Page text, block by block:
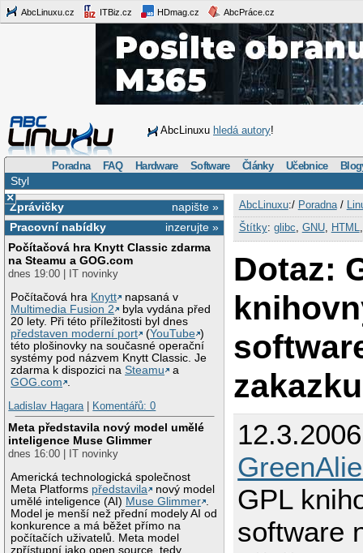
AbcLinuxu.cz ITBiz.cz HDmag.cz AbcPráce.cz
AbcLinuxu hledá autory!
Poradna FAQ Hardware Software Články Učebnice
Styl
×
napište »
Zprávičky
inzerujte »
Pracovní nabídky
Počítačová hra Knytt Classic zdarma
na Steamu a GOG.com
dnes 19:00 | IT novinky
Počítačová hra Knytt
napsaná v
Multimedia Fusion 2
byla vydána před
20 lety. Při této příležitosti byl dnes
představen moderní port
(YouTube )
této plošinovky na současné operační
systémy pod názvem Knytt Classic. Je
zdarma k dispozici naSteamu
a
GOG.com
Ladislav Hagara| Komentářů: 0
Meta představila nový model umělé
inteligence Muse Glimmer
dnes 16:00 | IT novinky
Americká technologická společnost
Meta Platforms představila
nový model
umělé inteligence (AI) Muse Glimmer
Model je menší než přední modely AI od
konkurence a má běžet přímo na
počítačích uživatelů. Meta model
zpřístupní jako open source, tedy
AbcLinuxu:/ Poradna/
Štítky: glibc GNU, HTML
Dotaz:
zakazku
GPL
software